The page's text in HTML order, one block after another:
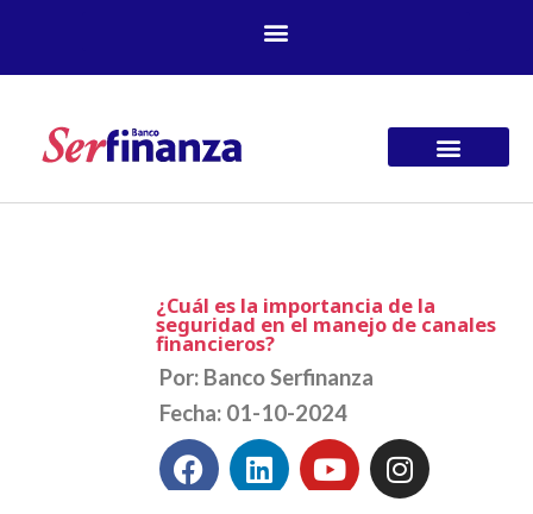
¿Cuál es la importancia de la
seguridad en el manejo de canales
financieros?
Por: Banco Serfinanza
Fecha: 01-10-2024
F L Y I